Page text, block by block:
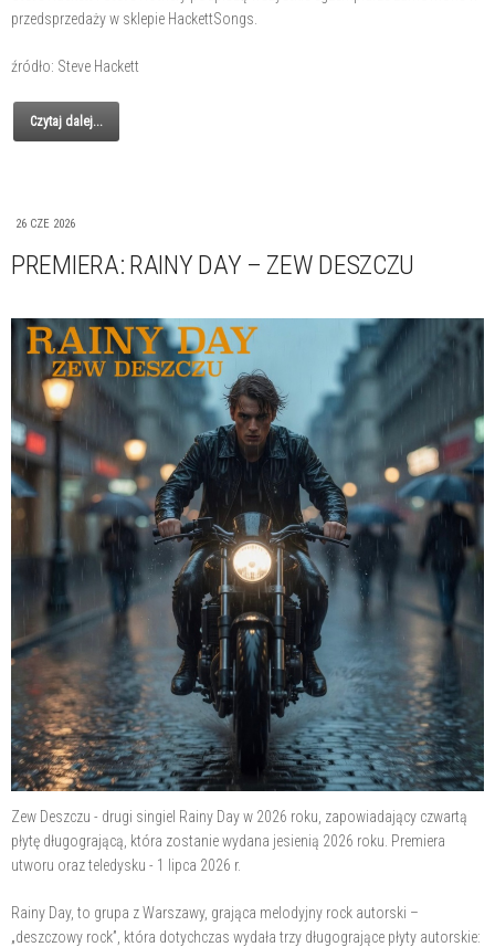
przedsprzedaży w sklepie HackettSongs.
źródło: Steve Hackett
Czytaj dalej...
26 CZE 2026
PREMIERA: RAINY DAY – ZEW DESZCZU
Zew Deszczu - drugi singiel Rainy Day w 2026 roku, zapowiadający czwartą
płytę długogrającą, która zostanie wydana jesienią 2026 roku. Premiera
utworu oraz teledysku - 1 lipca 2026 r.
Rainy Day, to grupa z Warszawy, grająca melodyjny rock autorski –
„deszczowy rock”, która dotychczas wydała trzy długogrające płyty autorskie: